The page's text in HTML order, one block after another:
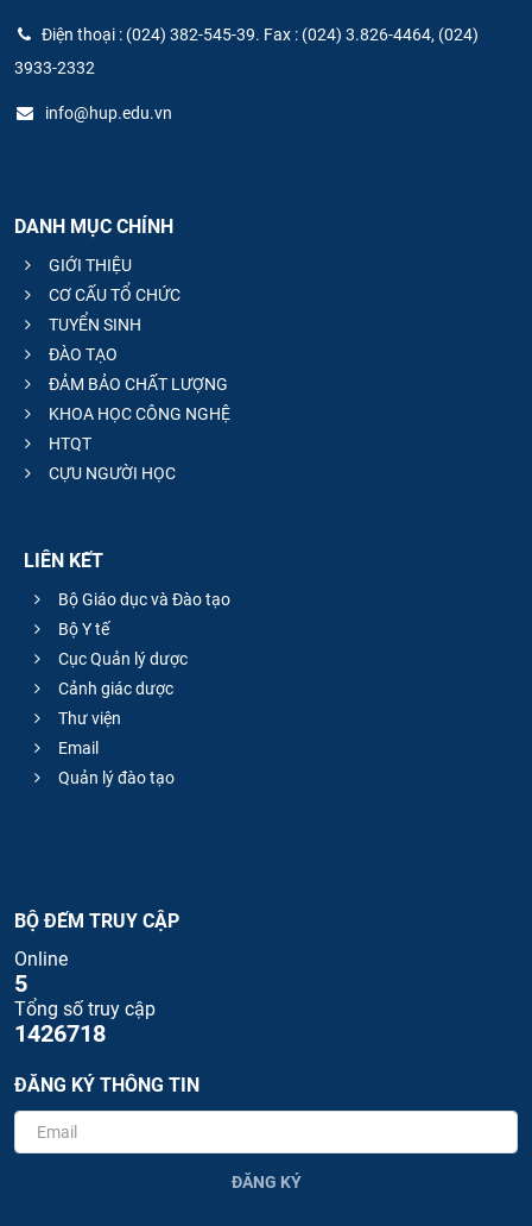
Điện thoại : (024) 382-545-39. Fax : (024) 3.826-4464, (024)
3933-2332
info@hup.edu.vn
DANH MỤC CHÍNH
GIỚI THIỆU
CƠ CẤU TỔ CHỨC
TUYỂN SINH
ĐÀO TẠO
ĐẢM BẢO CHẤT LƯỢNG
KHOA HỌC CÔNG NGHỆ
HTQT
CỰU NGƯỜI HỌC
LIÊN KẾT
Bộ Giáo dục và Đào tạo
Bộ Y tế
Cục Quản lý dược
Cảnh giác dược
Thư viện
Email
Quản lý đào tạo
BỘ ĐẾM TRUY CẬP
Online
5
Tổng số truy cập
1426718
ĐĂNG KÝ THÔNG TIN
ĐĂNG KÝ